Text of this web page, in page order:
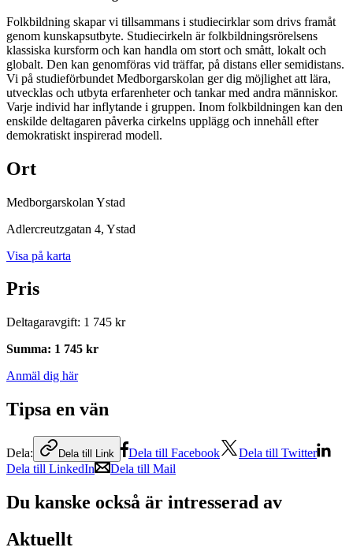
Folkbildning skapar vi tillsammans i studiecirklar som drivs framåt
genom kunskapsutbyte. Studiecirkeln är folkbildningsrörelsens
klassiska kursform och kan handla om stort och smått, lokalt och
globalt. Den kan genomföras vid träffar, på distans eller semidistans.
Vi på studieförbundet Medborgarskolan ger dig möjlighet att lära,
utvecklas och utbyta erfarenheter och tankar med andra människor.
Varje individ har inflytande i gruppen. Inom folkbildningen kan den
enskilde deltagaren påverka cirkelns upplägg och innehåll efter
demokratiskt inspirerad modell.
Ort
Medborgarskolan Ystad
Adlercreutzgatan 4, Ystad
Visa på karta
Pris
Deltagaravgift: 1 745 kr
Summa: 1 745 kr
Anmäl dig här
Tipsa en vän
Dela: Dela till Link Dela till Facebook
Dela till Twitter
Dela till LinkedIn
Dela till Mail
Du kanske också är intresserad av
Aktuellt